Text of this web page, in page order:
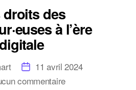
droits des
à l’ère
Date
de
l’article
11 avril 2024
commentairesur